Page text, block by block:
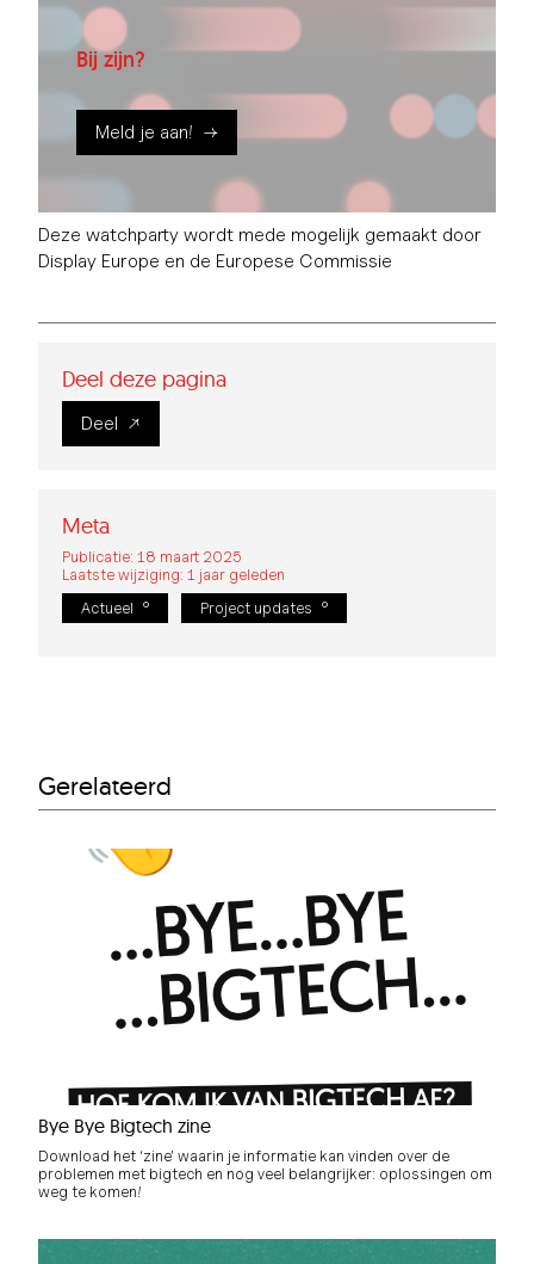
Bij zijn?
Meld je aan!
Deze watchparty wordt mede mogelijk gemaakt door
Display Europe en de Europese Commissie
Deel deze pagina
Deel
Meta
Publicatie: 18 maart 2025
Laatste wijziging: 1 jaar geleden
Actueel
Project updates
Gerelateerd
Bye Bye Bigtech zine
Download het ‘zine’ waarin je informatie kan vinden over de
problemen met bigtech en nog veel belangrijker: oplossingen om
weg te komen!